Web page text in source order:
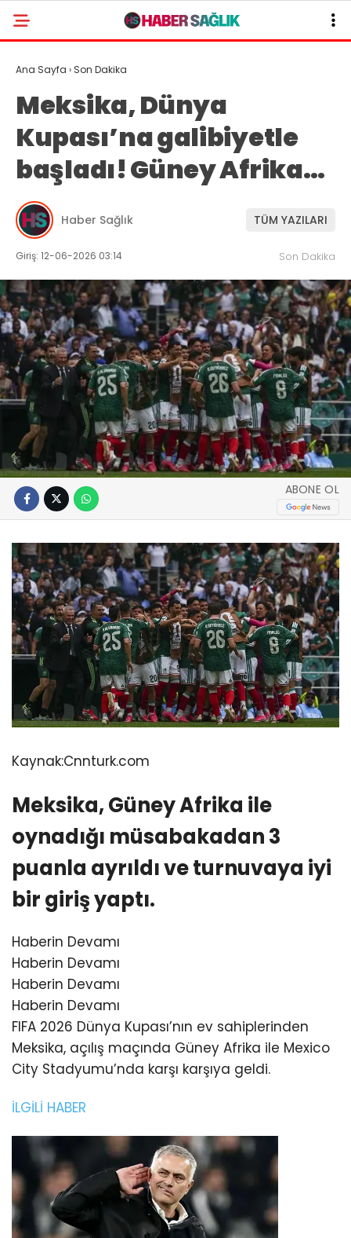
Ana Sayfa › Son Dakika
Meksika, Dünya
Kupası’na galibiyetle
başladı! Güney Afrika…
Haber Sağlık TÜM YAZILARI
Giriş: 12-06-2026 03:14 Son Dakika
ABONE OL
Kaynak:Cnnturk.com
Meksika, Güney Afrika ile
oynadığı müsabakadan 3
puanla ayrıldı ve turnuvaya iyi
bir giriş yaptı.
Haberin Devamı
Haberin Devamı
Haberin Devamı
Haberin Devamı
FIFA 2026 Dünya Kupası’nın ev sahiplerinden
Meksika, açılış maçında Güney Afrika ile Mexico
City Stadyumu’nda karşı karşıya geldi.
İLGİLİ HABER